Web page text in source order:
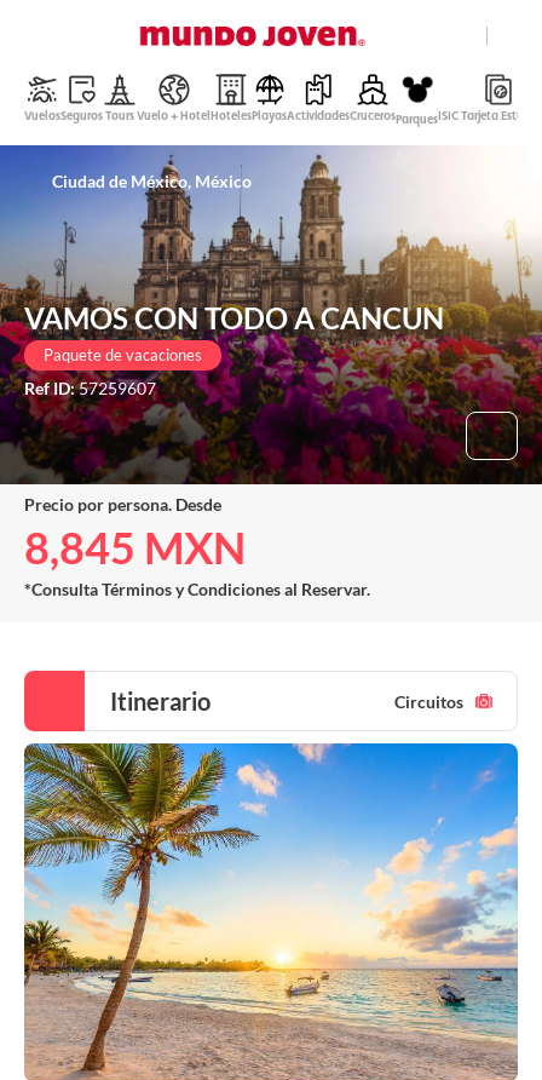
Ayuda
Peso Mexicano
Español
Entrar
VuelosSegurosToursVuelo + HotelHotelesPlayasActividadesCrucerosParquesISIC Tarjeta
VAMOS CON TODO A CANCUN
Paquete de vacaciones
Ref ID:57259607
Ciudad de México, México
Precio por persona. Desde
8,845 MXN
*Consulta Términos y Condiciones al Reservar.
Itinerario Circuitos